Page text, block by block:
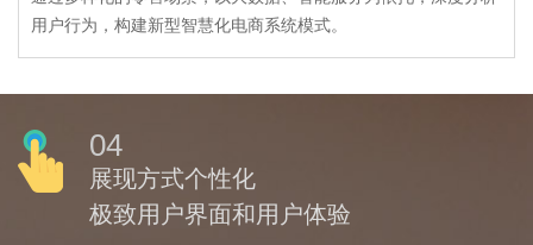
用户行为，构建新型智慧化电商系统模式。
04
展现方式个性化
极致用户界面和用户体验